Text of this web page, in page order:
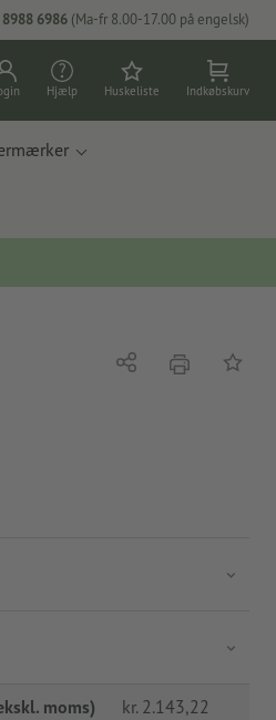
8988 6986 (Ma-fr 8.00-17.00 på engelsk)
Hjælp Huskeliste Indkøbskurv
Del tryk Tilføj
moms) kr. 2.143,22